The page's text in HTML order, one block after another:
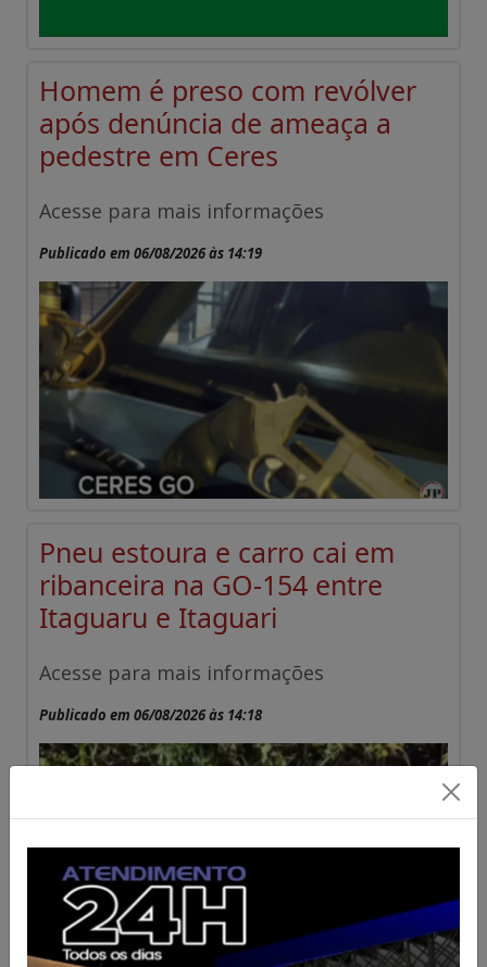
Homem é preso com revólver
após denúncia de ameaça a
pedestre em Ceres
Acesse para mais informações
Publicado em 06/08/2026 às 14:19
Pneu estoura e carro cai em
ribanceira na GO-154 entre
Itaguaru e Itaguari
Acesse para mais informações
Publicado em 06/08/2026 às 14:18